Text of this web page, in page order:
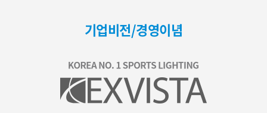
기업비전/경영이념